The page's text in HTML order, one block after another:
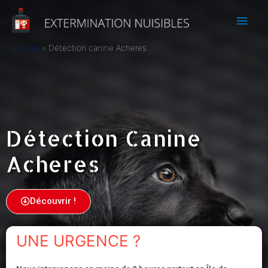
Accueil Détection canine Acheres
Détection Canine
Acheres
Découvrir !
UNE URGENCE ?